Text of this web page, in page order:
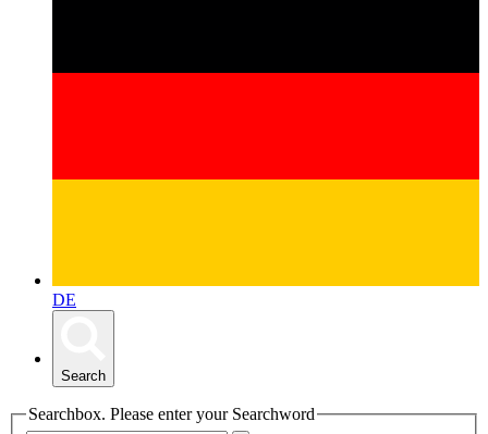
DE
Search
Searchbox. Please enter your Searchword